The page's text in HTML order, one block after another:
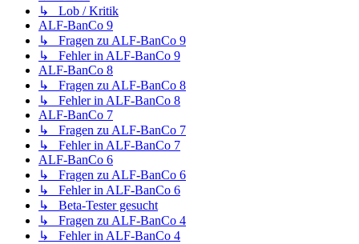
↳ Lob / Kritik
ALF-BanCo 9
↳ Fragen zu ALF-BanCo 9
↳ Fehler in ALF-BanCo 9
ALF-BanCo 8
↳ Fragen zu ALF-BanCo 8
↳ Fehler in ALF-BanCo 8
ALF-BanCo 7
↳ Fragen zu ALF-BanCo 7
↳ Fehler in ALF-BanCo 7
ALF-BanCo 6
↳ Fragen zu ALF-BanCo 6
↳ Fehler in ALF-BanCo 6
↳ Beta-Tester gesucht
↳ Fragen zu ALF-BanCo 4
↳ Fehler in ALF-BanCo 4